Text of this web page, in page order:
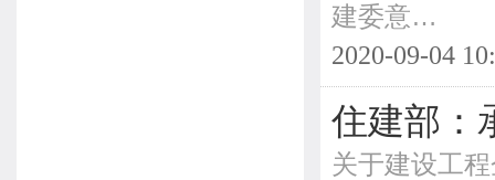
建委意…
2020-09-04
住建部：
关于建设工